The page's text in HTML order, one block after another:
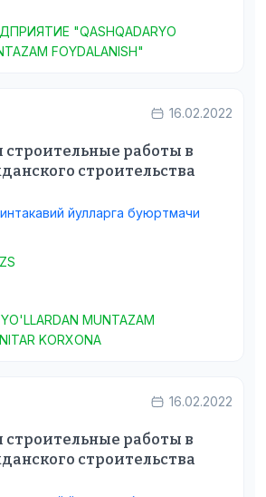
"QASHQADARYO
FOYDALANISH"
16.02.2022
строительные работы в
строительства
йулларга буюртмачи
MUNTAZAM
KORXONA
16.02.2022
строительные работы в
строительства